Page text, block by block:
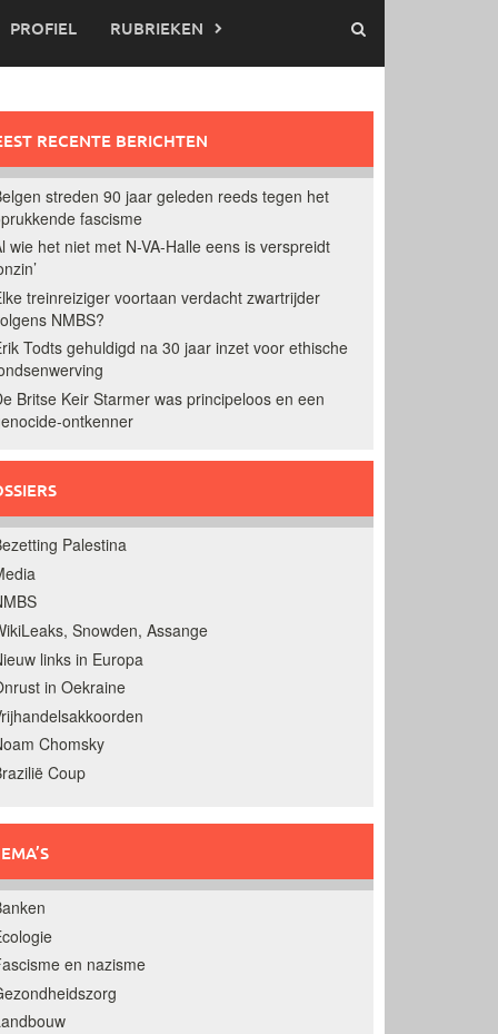
PROFIEL RUBRIEKEN
RECENTE BERICHTEN
streden 90 jaar geleden reeds tegen het
fascisme
wie het niet met N-VA-Halle eens is verspreidt
treinreiziger voortaan verdacht zwartrijder
NMBS?
Todts gehuldigd na 30 jaar inzet voor ethische
Britse Keir Starmer was principeloos en een
ontkenner
Palestina
Snowden, Assange
links in Europa
in Oekraine
Chomsky
Coup
en nazisme